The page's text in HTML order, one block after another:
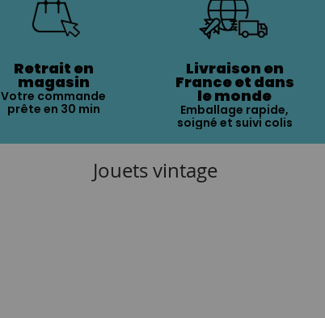
Retrait en
magasin
Votre commande
prête en 30 min
Livraison en
France et dans
le monde
Emballage rapide,
soigné et suivi colis
Jouets vintage